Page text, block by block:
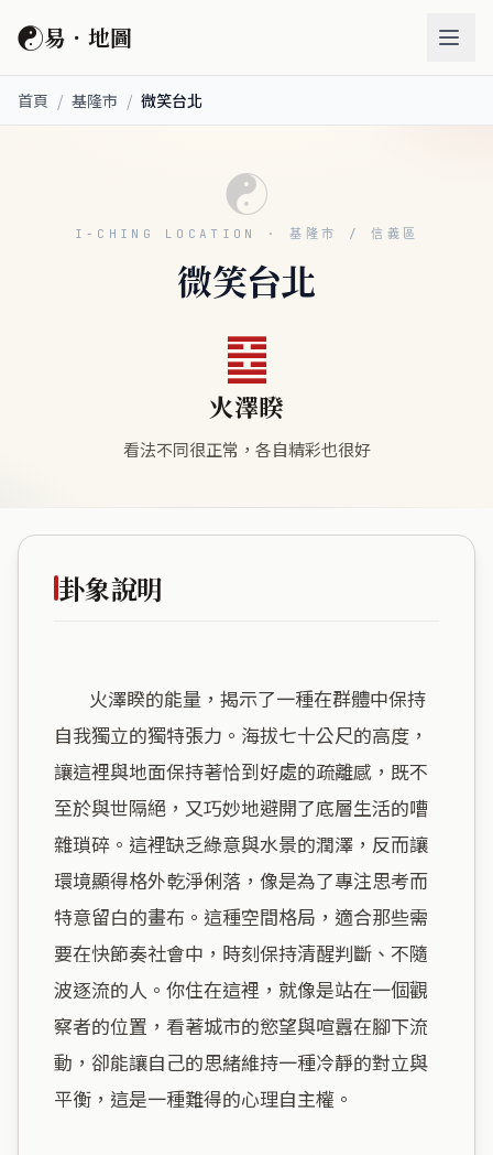
☯易．地圖
首頁 / 基隆市 / 微笑台北
☯
I-CHING LOCATION · 基隆市 / 信義區
微笑台北
䷥
火澤睽
看法不同很正常，各自精彩也很好
卦象說明
自我獨立的獨特張力。海拔七十公尺的高度，
讓這裡與地面保持著恰到好處的疏離感，既不
至於與世隔絕，又巧妙地避開了底層生活的嘈
雜瑣碎。這裡缺乏綠意與水景的潤澤，反而讓
環境顯得格外乾淨俐落，像是為了專注思考而
特意留白的畫布。這種空間格局，適合那些需
要在快節奏社會中，時刻保持清醒判斷、不隨
波逐流的人。你住在這裡，就像是站在一個觀
察者的位置，看著城市的慾望與喧囂在腳下流
動，卻能讓自己的思緒維持一種冷靜的對立與
平衡，這是一種難得的心理自主權。